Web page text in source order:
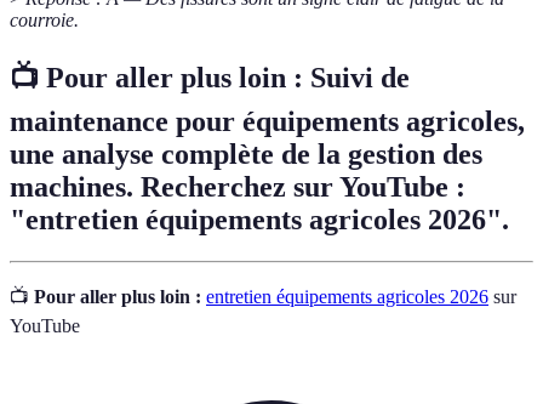
courroie.
📺 Pour aller plus loin : Suivi de
maintenance pour équipements agricoles,
une analyse complète de la gestion des
machines. Recherchez sur YouTube :
"entretien équipements agricoles 2026".
📺 Pour aller plus loin : entretien équipements agricoles 2026 sur
YouTube